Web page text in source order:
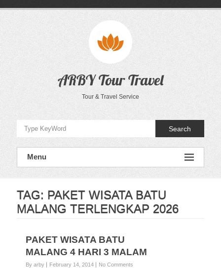
ARBY Tour Travel
Tour & Travel Service
Search
Menu
TAG: PAKET WISATA BATU
MALANG TERLENGKAP 2026
PAKET WISATA BATU
MALANG 4 HARI 3 MALAM
By arby February 14, 2014 No Comments